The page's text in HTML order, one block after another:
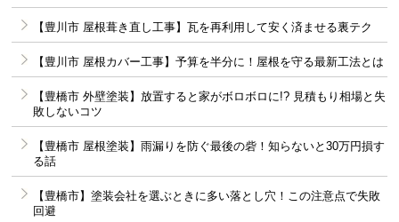
【豊川市 屋根葺き直し工事】瓦を再利用して安く済ませる裏テク
【豊川市 屋根カバー工事】予算を半分に！屋根を守る最新工法とは
【豊橋市 外壁塗装】放置すると家がボロボロに!? 見積もり相場と失
敗しないコツ
【豊橋市 屋根塗装】雨漏りを防ぐ最後の砦！知らないと30万円損す
る話
【豊橋市】塗装会社を選ぶときに多い落とし穴！この注意点で失敗
回避